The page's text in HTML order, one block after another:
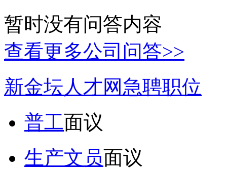
暂时没有问答内容
查看更多公司问答>>
新金坛人才网急聘职位
普工面议
生产文员面议